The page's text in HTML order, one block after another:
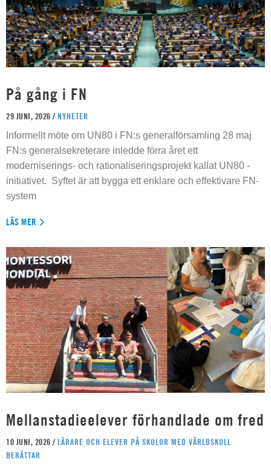
På gång i FN
29 JUNI, 2026 / NYHETER
Informellt möte om UN80 i FN:s generalförsamling 28 maj
FN:s generalsekreterare inledde förra året ett
moderniserings- och rationaliseringsprojekt kallat UN80 -
initiativet. Syftet är att bygga ett enklare och effektivare FN-
system
LÄS MER
Mellanstadieelever förhandlade om fred
10 JUNI, 2026 / LÄRARE OCH ELEVER PÅ SKOLOR MED VÄRLDSKOLL
BERÄTTAR